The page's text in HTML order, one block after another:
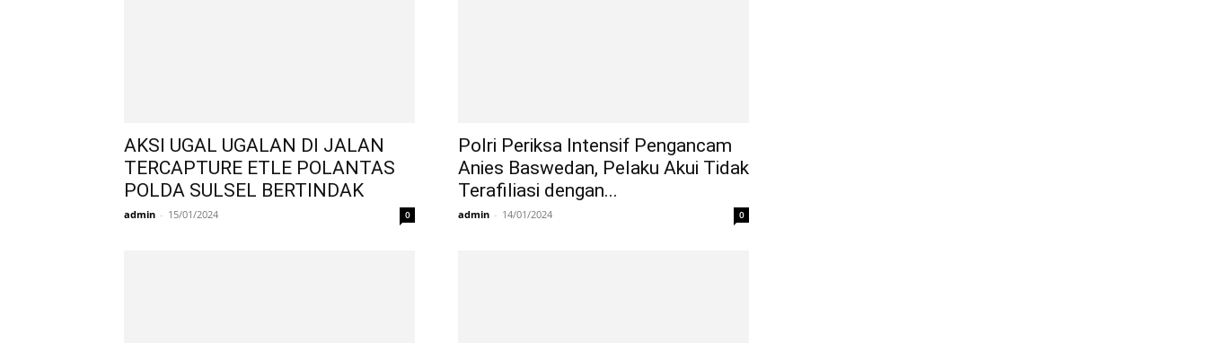
AKSI UGAL UGALAN DI JALAN
TERCAPTURE ETLE POLANTAS
POLDA SULSEL BERTINDAK
admin - 15/01/2024 0
Polri Periksa Intensif Pengancam
Anies Baswedan, Pelaku Akui Tidak
Terafiliasi dengan...
admin - 14/01/2024 0